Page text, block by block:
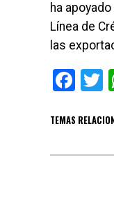
ha
Línea de
las
TEMAS